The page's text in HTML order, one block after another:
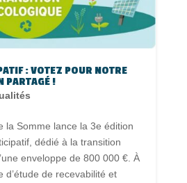
: VOTEZ POUR NOTRE
PARTAGÉ !
la Somme lance la 3e édition
dédié à la transition
enveloppe de 800 000 €. À
d’étude de recevabilité et